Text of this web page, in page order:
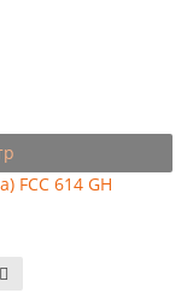
FCС 614 GH